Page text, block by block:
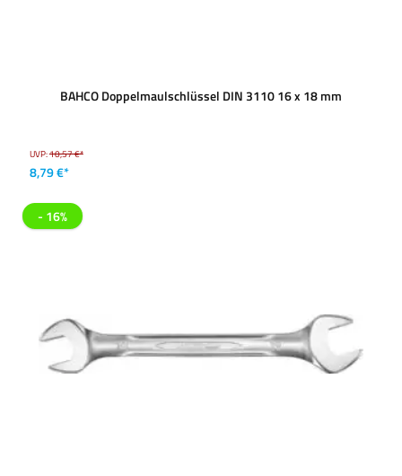
BAHCO Doppelmaulschlüssel DIN 3110 16 x 18 mm
UVP:10,57 €*
8,79 €*
- 16%